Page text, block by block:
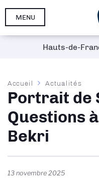
Aller
MENU
Fil
d'Ariane
Accueil Actualités
Portrait de
Questions
Bekri
13 novembre 2025